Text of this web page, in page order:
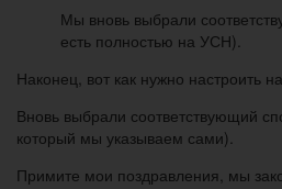
Мы вновь выбрали
есть полностью на УСН).
Наконец, вот как нужно настроить
Вновь выбрали соответствующий
который мы указываем сами).
Примите мои поздравления, мы